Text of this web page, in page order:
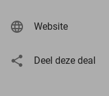
Website
Deel deze deal